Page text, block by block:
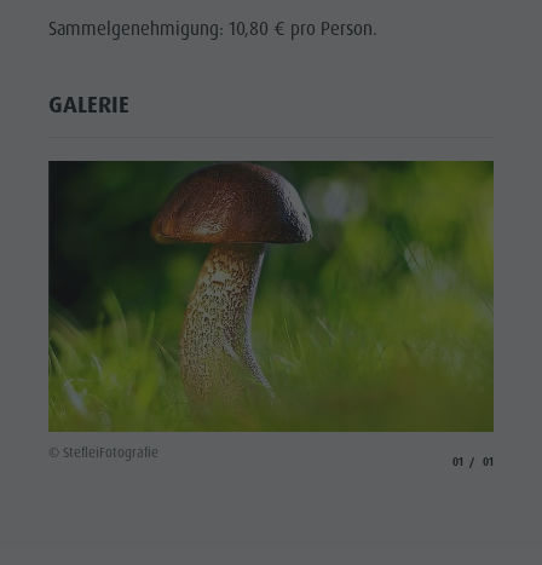
Sammelgenehmigung: 10,80 € pro Person.
GALERIE
© StefleiFotografie
01 01